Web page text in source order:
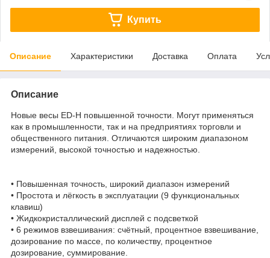
Купить
Описание Характеристики Доставка Оплата
Описание
Новые весы ED-H повышенной точности. Могут применяться
как в промышленности, так и на предприятиях торговли и
общественного питания. Отличаются широким диапазоном
измерений, высокой точностью и надежностью.
• Повышенная точность, широкий диапазон измерений
• Простота и лёгкость в эксплуатации (9 функциональных
клавиш)
• Жидкокристаллический дисплей с подсветкой
• 6 режимов взвешивания: счётный, процентное взвешивание,
дозирование по массе, по количеству, процентное
дозирование, суммирование.